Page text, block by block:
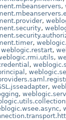
,
,
,
,
weblogic.restart,
,
,
,
,
,
,